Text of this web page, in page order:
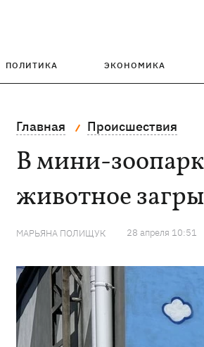
ПОЛИТИКА ЭКОНОМИКА
Главная Происшествия
В мини-
животное
МАРЬЯНА ПОЛИЩУК 28 апреля 10:51